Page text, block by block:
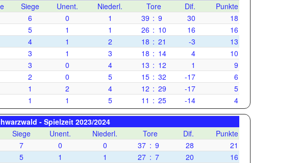
Siege Unent. Niederl. Tore Dif.
Punkte
6 0 1 39 : 9 30
18
5 1 1 26 : 10 16
16
4 1 2 18 : 21 -3
13
3 1 3 18 : 14 4
10
3 0 4 13 : 12 1
9
2 0 5 15 : 32 -17
6
1 2 4 12 : 29 -17
5
1 1 5 11 : 25 -14 4
- Spielzeit 2023/2024
Siege Unent. Niederl. Tore Dif.
Punkte
7 0 0 37 : 9 28
21
5 1 1 27 : 7 20
16